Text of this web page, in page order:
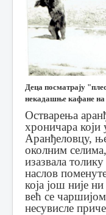
Деца посматрају
некадашње кафане на
Остварења
хроничара који
Аранђеловцу,
околним
изазвала
наслов
која још није
већ се
несувисле